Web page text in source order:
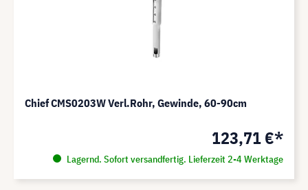
Chief CMS0203W Verl.Rohr, Gewinde, 60-90cm
123,71 €*
Lagernd. Sofort versandfertig. Lieferzeit 2-4 Werktage